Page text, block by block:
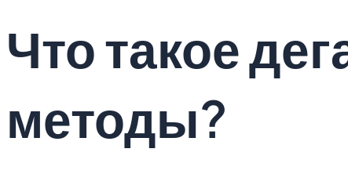
Что такое
методы?